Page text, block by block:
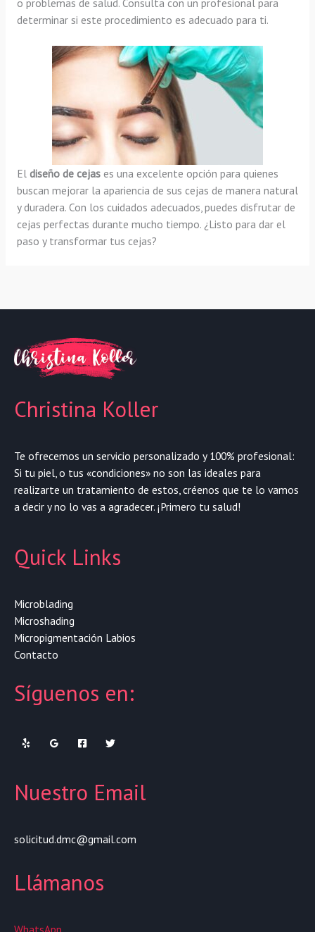
determinar si este procedimiento es adecuado para ti.
El diseño de cejases una excelente opción para quienes
buscan mejorar la apariencia de sus cejas de manera natural
y duradera. Con los cuidados adecuados, puedes disfrutar de
cejas perfectas durante mucho tiempo. ¿Listo para dar el
paso y transformar tus cejas?
Christina Koller
Te ofrecemos un servicio personalizado y 100% profesional:
Si tu piel, o tus «condiciones» no son las ideales para
realizarte un tratamiento de estos, créenos que te lo vamos
a decir y no lo vas a agradecer. ¡Primero tu salud!
Quick Links
Microblading
Microshading
Micropigmentación Labios
Contacto
Síguenos en:
Nuestro Email
solicitud.dmc@gmail.com
Llámanos
WhatsApp